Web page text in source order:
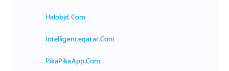
Halobjd.com
Intelligenceqatar.com
PikaPikaApp.com